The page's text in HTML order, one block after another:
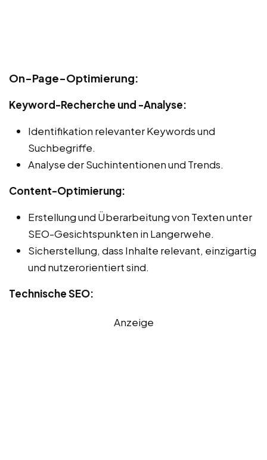
On-Page-Optimierung:
Keyword-Recherche und -Analyse:
Identifikation relevanter Keywords und
Suchbegriffe.
Analyse der Suchintentionen und Trends.
Content-Optimierung:
Erstellung und Überarbeitung von Texten unter
SEO-Gesichtspunkten in Langerwehe.
Sicherstellung, dass Inhalte relevant, einzigartig
und nutzerorientiert sind.
Technische SEO:
Anzeige